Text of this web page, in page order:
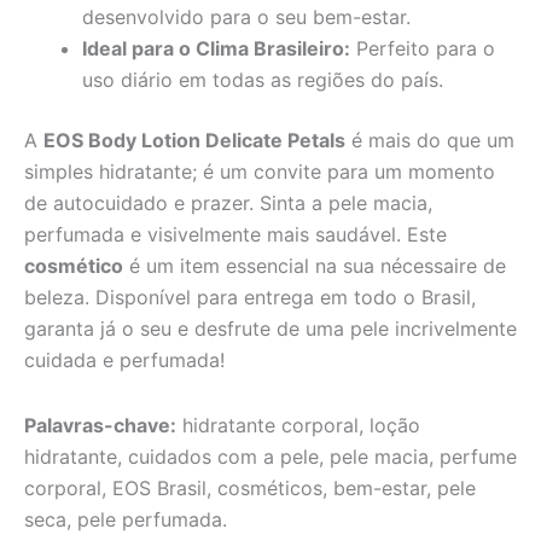
desenvolvido para o seu bem-estar.
Ideal para o Clima Brasileiro: Perfeito para o
uso diário em todas as regiões do país.
A EOS Body Lotion Delicate Petals é mais do que um
simples hidratante; é um convite para um momento
de autocuidado e prazer. Sinta a pele macia,
perfumada e visivelmente mais saudável. Este
cosmético é um item essencial na sua nécessaire de
beleza. Disponível para entrega em todo o Brasil,
garanta já o seu e desfrute de uma pele incrivelmente
cuidada e perfumada!
Palavras-chave: hidratante corporal, loção
hidratante, cuidados com a pele, pele macia, perfume
corporal, EOS Brasil, cosméticos, bem-estar, pele
seca, pele perfumada.